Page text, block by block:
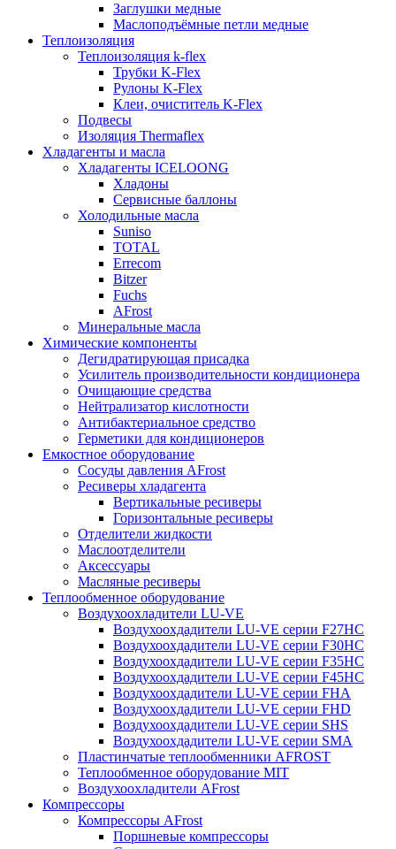
Заглушки медные
Маслоподъёмные петли медные
Теплоизоляция
Теплоизоляция k-flex
Трубки K-Flex
Рулоны K-Flex
Клеи, очиститель K-Flex
Подвесы
Изоляция Thermaflex
Хладагенты и масла
Хладагенты ICELOONG
Хладоны
Сервисные баллоны
Холодильные масла
Suniso
TOTAL
Errecom
Bitzer
Fuchs
AFrost
Минеральные масла
Химические компоненты
Дегидратирующая присадка
Усилитель производительности кондиционера
Очищающие средства
Нейтрализатор кислотности
Антибактериальное средство
Герметики для кондиционеров
Емкостное оборудование
Сосуды давления AFrost
Ресиверы хладагента
Вертикальные ресиверы
Горизонтальные ресиверы
Отделители жидкости
Маслоотделители
Аксессуары
Масляные ресиверы
Теплообменное оборудование
Воздухоохладители LU-VE
Воздухоохдадители LU-VE серии F27HC
Воздухоохдадители LU-VE серии F30HC
Воздухоохдадители LU-VE серии F35HC
Воздухоохдадители LU-VE серии F45HC
Воздухоохдадители LU-VE серии FHA
Воздухоохдадители LU-VE серии FHD
Воздухоохдадители LU-VE серии SHS
Воздухоохдадители LU-VE серии SMA
Пластинчатые теплообменники AFROST
Теплообменное оборудование MIT
Воздухоохладители AFrost
Компрессоры
Компрессоры AFrost
Поршневые компрессоры